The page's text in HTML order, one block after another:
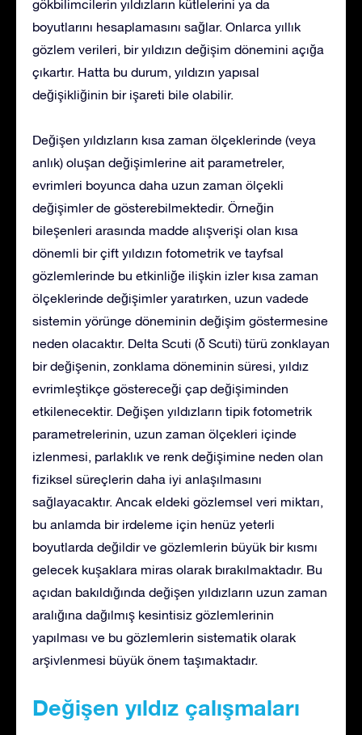
gökbilimcilerin yıldızların kütlelerini ya da
boyutlarını hesaplamasını sağlar. Onlarca yıllık
gözlem verileri, bir yıldızın değişim dönemini açığa
çıkartır. Hatta bu durum, yıldızın yapısal
değişikliğinin bir işareti bile olabilir.
Değişen yıldızların kısa zaman ölçeklerinde (veya
anlık) oluşan değişimlerine ait parametreler,
evrimleri boyunca daha uzun zaman ölçekli
değişimler de gösterebilmektedir. Örneğin
bileşenleri arasında madde alışverişi olan kısa
dönemli bir çift yıldızın fotometrik ve tayfsal
gözlemlerinde bu etkinliğe ilişkin izler kısa zaman
ölçeklerinde değişimler yaratırken, uzun vadede
sistemin yörünge döneminin değişim göstermesine
neden olacaktır. Delta Scuti (δ Scuti) türü zonklayan
bir değişenin, zonklama döneminin süresi, yıldız
evrimleştikçe göstereceği çap değişiminden
etkilenecektir. Değişen yıldızların tipik fotometrik
parametrelerinin, uzun zaman ölçekleri içinde
izlenmesi, parlaklık ve renk değişimine neden olan
fiziksel süreçlerin daha iyi anlaşılmasını
sağlayacaktır. Ancak eldeki gözlemsel veri miktarı,
bu anlamda bir irdeleme için henüz yeterli
boyutlarda değildir ve gözlemlerin büyük bir kısmı
gelecek kuşaklara miras olarak bırakılmaktadır. Bu
açıdan bakıldığında değişen yıldızların uzun zaman
aralığına dağılmış kesintisiz gözlemlerinin
yapılması ve bu gözlemlerin sistematik olarak
arşivlenmesi büyük önem taşımaktadır.
Değişen yıldız çalışmaları